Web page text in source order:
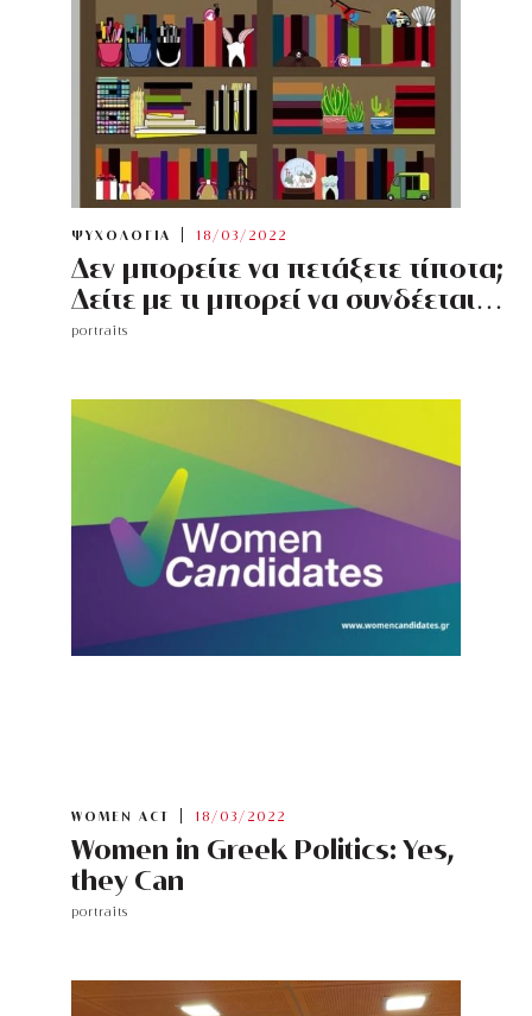
ΨΥΧΟΛΟΓΙΑ 18/03/2022
Δεν μπορείτε να πετάξετε τίποτα;
Δείτε με τι μπορεί να συνδέεται…
portraits
WOMEN ACT 18/03/2022
Women in Greek Politics: Yes,
they Can
portraits